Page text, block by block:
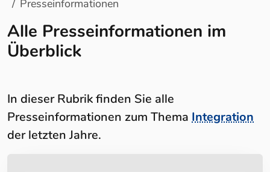
Presseinformationen
Alle Presseinformationen im
Überblick
In dieser Rubrik finden Sie alle
Presseinformationen zum Thema Integration
der letzten Jahre.